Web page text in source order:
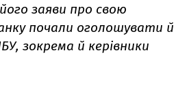
заяви про свою
почали оголошувати й
зокрема й керівники